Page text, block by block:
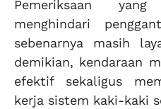
Pemeriksaan
menghindari
sebenarnya masih
demikian, kendaraan
efektif sekaligus
kerja sistem kaki-kaki